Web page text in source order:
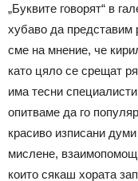
„Буквите говорят“ в
хубаво да представим
сме на мнение, че
като цяло се срещат
има тесни
опитваме да го
красиво изписани
мислене,
които сякаш хората